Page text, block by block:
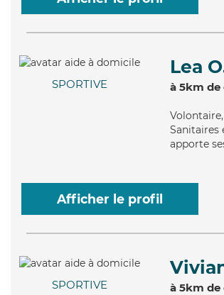
SPORTIVE
Lea
à 5km de
Volontaire
Sanitaires
apporte
Afficher le profil
SPORTIVE à 5km de